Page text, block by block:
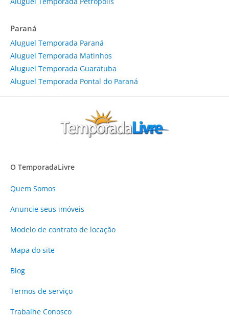
Paraná
Aluguel Temporada Paraná
Aluguel Temporada Matinhos
Aluguel Temporada Guaratuba
Aluguel Temporada Pontal do Paraná
O TemporadaLivre
Quem Somos
Anuncie seus imóveis
Modelo de contrato de locação
Mapa do site
Blog
Termos de serviço
Trabalhe Conosco